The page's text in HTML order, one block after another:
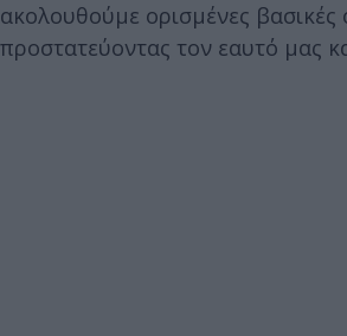
ακολουθούμε ορισμένες βασικές
προστατεύοντας τον εαυτό μας